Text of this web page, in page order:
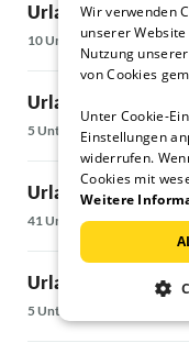
Urlaub mit Pool in
10 Unterkünfte
Urlaub mit Pool in
5 Unterkünfte
Urlaub mit Pool in
41 Unterkünfte
Urlaub mit Pool in
5 Unterkünfte
Wir verwenden
unserer
Nutzung
von Cookies
Unter Cookie-
Einstellungen
widerrufen.
Cookies mit
Weitere